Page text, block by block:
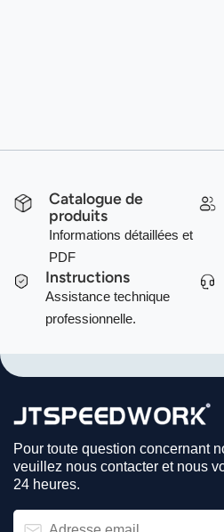
Catalogue de
produits
Informations détaillées et
PDF
Instructions
Assistance technique
professionnelle.
Pour toute question concernant
veuillez nous contacter et nous
24 heures.